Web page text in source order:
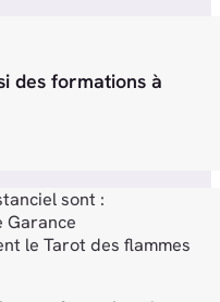
des formations à
sont :
Garance
le Tarot des flammes